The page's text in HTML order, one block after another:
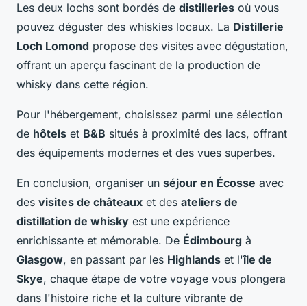
Les deux lochs sont bordés de distilleries où vous
pouvez déguster des whiskies locaux. La Distillerie
Loch Lomond propose des visites avec dégustation,
offrant un aperçu fascinant de la production de
whisky dans cette région.
Pour l'hébergement, choisissez parmi une sélection
de hôtels et B&B situés à proximité des lacs, offrant
des équipements modernes et des vues superbes.
En conclusion, organiser un séjour en Écosse avec
des visites de châteaux et des ateliers de
distillation de whisky est une expérience
enrichissante et mémorable. De Édimbourg à
Glasgow, en passant par les Highlands et l'île de
Skye, chaque étape de votre voyage vous plongera
dans l'histoire riche et la culture vibrante de